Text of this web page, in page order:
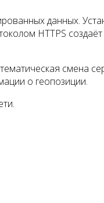
данных.
HTTPS
смена
о геопозиции.